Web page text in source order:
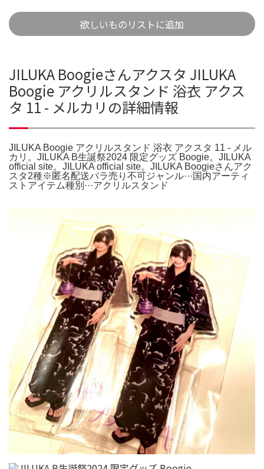
欲しいものリストに追加
JILUKA Boogieさんアクスタ JILUKA
Boogie アクリルスタンド 浴衣 アクス
タ 11 - メルカリの詳細情報
JILUKA Boogie アクリルスタンド 浴衣 アクスタ 11 - メル
カリ。JILUKA B生誕祭2024 限定グッズ Boogie。JILUKA
official site。JILUKA official site。JILUKA Boogieさんアク
スタ2種※匿名配送バラ売り不可ジャンル···国内アーティ
ストアイテム種別···アクリルスタンド